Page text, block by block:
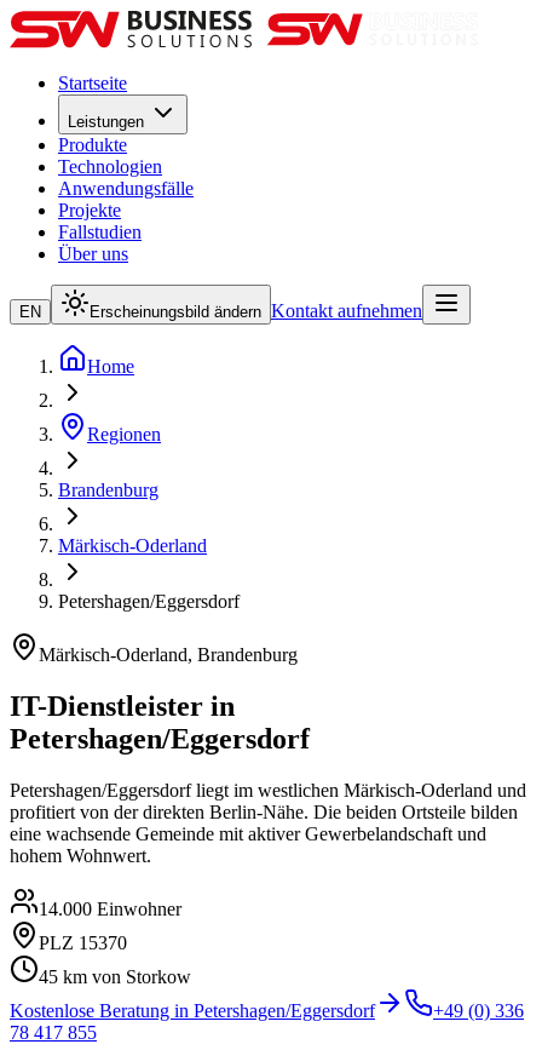
Startseite
Leistungen
Produkte
Technologien
Anwendungsfälle
Projekte
Fallstudien
Über uns
EN Erscheinungsbild ändern Kontakt aufnehmen
Home
Regionen
Brandenburg
Märkisch-Oderland
Petershagen/Eggersdorf
Märkisch-Oderland, Brandenburg
IT-Dienstleister in
Petershagen/Eggersdorf
Petershagen/Eggersdorf liegt im westlichen Märkisch-Oderland und
profitiert von der direkten Berlin-Nähe. Die beiden Ortsteile bilden
eine wachsende Gemeinde mit aktiver Gewerbelandschaft und
hohem Wohnwert.
14.000 Einwohner
PLZ 15370
45 km von Storkow
Kostenlose Beratung in Petershagen/Eggersdorf
+49 (0) 336
78 417 855